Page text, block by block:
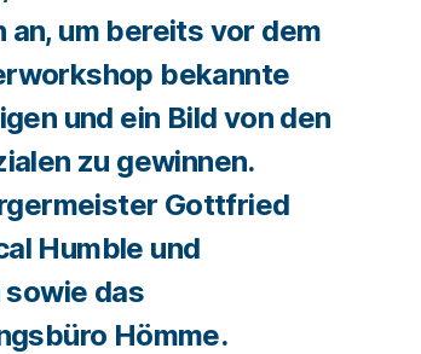
um bereits vor dem
bekannte
und ein Bild von den
zu gewinnen.
Gottfried
Humble und
sowie das
Hömme.